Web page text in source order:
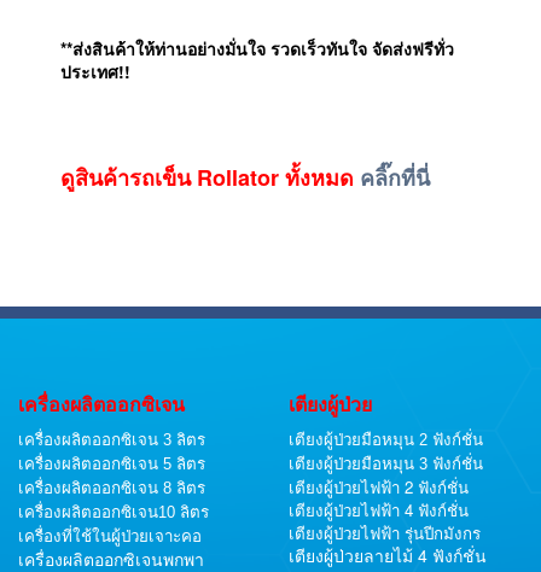
**ส่งสินค้าให้ท่านอย่างมั่นใจ รวดเร็วทันใจ จัดส่งฟรีทั่ว
ประเทศ!!
ดูสินค้ารถเข็น Rollatorทั้งหมด คลิ๊กที่นี่
เครื่องผลิตออกซิเจน
เครื่องผลิตออกซิเจน 3 ลิตร
เครื่องผลิตออกซิเจน 5 ลิตร
เครื่องผลิตออกซิเจน 8 ลิตร
เครื่องผลิตออกซิเจน10 ลิตร
เครื่องที่ใช้ในผู้ป่วยเจาะคอ
เครื่องผลิตออกซิเจนพกพา
เตียงผู้ป่วย
เตียงผู้ป่วยมือหมุน 2 ฟังก์ชั่น
เตียงผู้ป่วยมือหมุน 3 ฟังก์ชั่น
เตียงผู้ป่วยไฟฟ้า 2 ฟังก์ชั่น
เตียงผู้ป่วยไฟฟ้า 4 ฟังก์ชั่น
เตียงผู้ป่วยไฟฟ้า รุ่นปีกมังกร
เตียงผู้ป่วยลายไม้ 4 ฟังก์ชั่น